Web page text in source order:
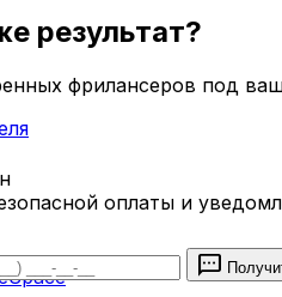
результат?
фрилансеров под
оплаты и
sms
Space